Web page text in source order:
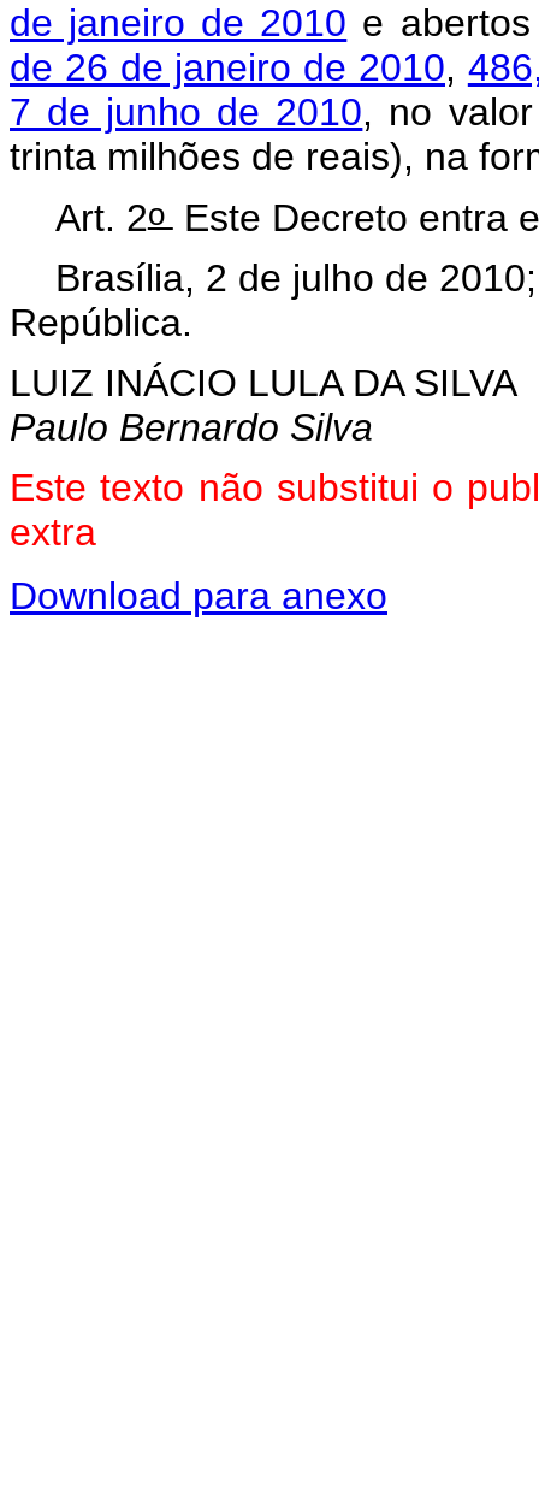
de janeiro de 2010 e
de 26 de janeiro de 2010,
7 de junho de 2010, no
trinta milhões de reais), na
Art. 2o Este Decreto entra
Brasília, 2 de julho de
República.
LUIZ INÁCIO LULA DA SILVA
Paulo Bernardo Silva
Este texto não substitui o
extra
Download para anexo